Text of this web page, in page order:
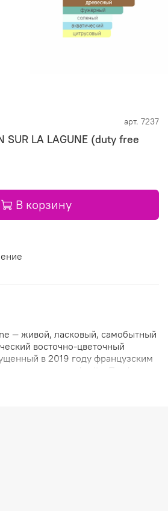
арт. 7237
SUR LA LAGUNE (duty free
В корзину
— живой, ласковый, самобытный
восточно-цветочный
в 2019 году французским
раскрывая магию
Кристианом Нагалем
легко и непринужденно
ванильно-лимонной
оттенками морского бриза и
своим волшебным звучанием